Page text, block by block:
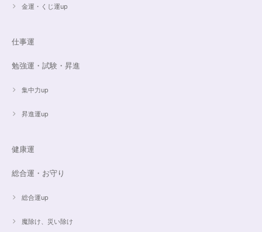
金運・くじ運up
仕事運
勉強運・試験・昇進
集中力up
昇進運up
健康運
総合運・お守り
総合運up
魔除け、災い除け